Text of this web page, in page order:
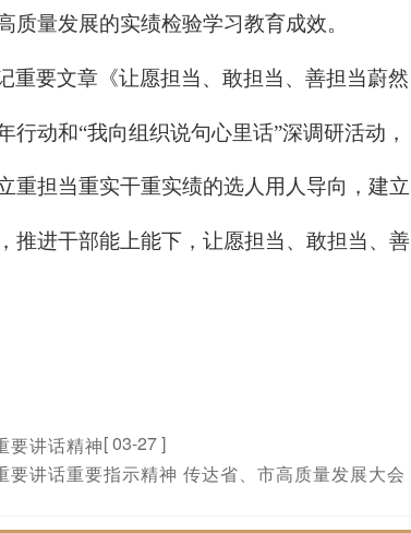
质量发展的实绩检验学习教育成效。
重要文章《让愿担当、敢担当、善担当蔚然
动和“我向组织说句心里话”深调研活动，
重担当重实干重实绩的选人用人导向，建立
推进干部能上能下，让愿担当、敢担当、善
要讲话精神[ 03-27 ]
讲话重要指示精神 传达省、市高质量发展大会